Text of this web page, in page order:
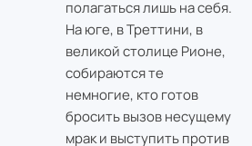
полагаться лишь на себя.
На юге, в Треттини, в
великой столице Рионе,
собираются те
немногие, кто готов
бросить вызов несущему
мрак и выступить против